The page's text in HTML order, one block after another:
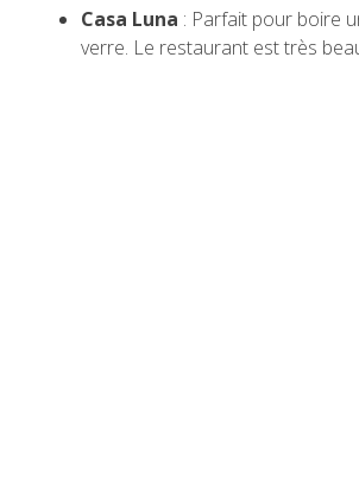
Casa Luna : Parfait pour boire
verre. Le restaurant est très